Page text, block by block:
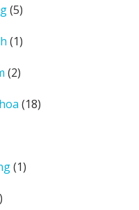
phẩm
55
phẩm
11
phẩm
22
phẩm
1818
11